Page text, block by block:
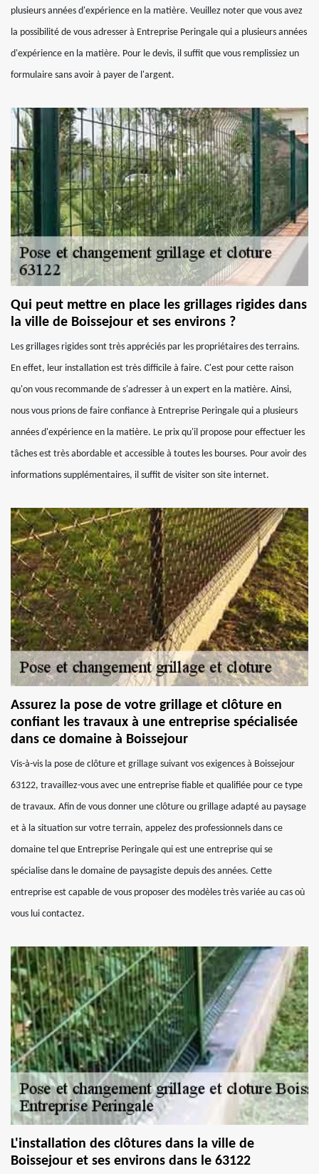
plusieurs années d'expérience en la matière. Veuillez noter que vous avez
la possibilité de vous adresser à Entreprise Peringale qui a plusieurs années
d'expérience en la matière. Pour le devis, il suffit que vous remplissiez un
formulaire sans avoir à payer de l'argent.
Qui peut mettre en place les grillages rigides dans
la ville de Boissejour et ses environs ?
Les grillages rigides sont très appréciés par les propriétaires des terrains.
En effet, leur installation est très difficile à faire. C'est pour cette raison
qu'on vous recommande de s'adresser à un expert en la matière. Ainsi,
nous vous prions de faire confiance à Entreprise Peringale qui a plusieurs
années d'expérience en la matière. Le prix qu'il propose pour effectuer les
tâches est très abordable et accessible à toutes les bourses. Pour avoir des
informations supplémentaires, il suffit de visiter son site internet.
Assurez la pose de votre grillage et clôture en
confiant les travaux à une entreprise spécialisée
dans ce domaine à Boissejour
Vis-à-vis la pose de clôture et grillage suivant vos exigences à Boissejour
63122, travaillez-vous avec une entreprise fiable et qualifiée pour ce type
de travaux. Afin de vous donner une clôture ou grillage adapté au paysage
et à la situation sur votre terrain, appelez des professionnels dans ce
domaine tel que Entreprise Peringale qui est une entreprise qui se
spécialise dans le domaine de paysagiste depuis des années. Cette
entreprise est capable de vous proposer des modèles très variée au cas où
vous lui contactez.
L'installation des clôtures dans la ville de
Boissejour et ses environs dans le 63122